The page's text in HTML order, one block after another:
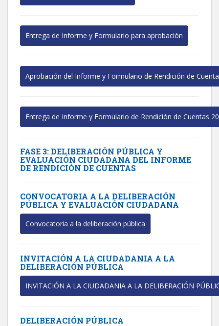
Entrega de Informe y Formulario para aprobación
Aprobación del Informe y Formulario de Rendición de
Entrega de Informe y Formulario de Rendición de Cuentas
FASE 3: DELIBERACIÓN PÚBLICA Y
EVALUACIÓN CIUDADANA DEL INFORME
DE RENDICIÓN DE CUENTAS
CONVOCATORIA A LA DELIBERACIÓN
PÚBLICA Y EVALUACIÓN CIUDADANA
Convocatoria a la deliberación pública
INVITACIÓN A LA CIUDADANIA A LA
DELIBERACIÓN PÚBLICA
INVITACIÓN A LA CIUDADANIA A LA DELIBERACIÓN
DELIBERACIÓN PÚBLICA